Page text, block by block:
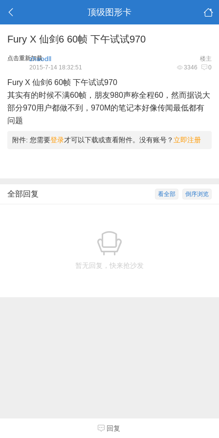
顶级图形卡
Fury X 仙剑6 60帧 下午试试970
点击重新加载 楼主
zhaodll
3346 0
2015-7-14 18:32:51
Fury X 仙剑6 60帧 下午试试970
其实有的时候不满60帧，朋友980声称全程60，然而据说大
部分970用户都做不到，970M的笔记本好像传闻最低都有
问题
附件: 您需要登录才可以下载或查看附件。没有账号？ 立即注册
倒序浏览
看全部
全部回复
暂无回复，快来抢沙发
回复